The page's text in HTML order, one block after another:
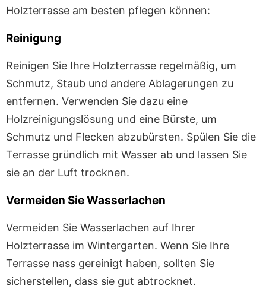
Holzterrasse am besten pflegen können:
Reinigung
Reinigen Sie Ihre Holzterrasse regelmäßig, um
Schmutz, Staub und andere Ablagerungen zu
entfernen. Verwenden Sie dazu eine
Holzreinigungslösung und eine Bürste, um
Schmutz und Flecken abzubürsten. Spülen Sie die
Terrasse gründlich mit Wasser ab und lassen Sie
sie an der Luft trocknen.
Vermeiden Sie Wasserlachen
Vermeiden Sie Wasserlachen auf Ihrer
Holzterrasse im Wintergarten. Wenn Sie Ihre
Terrasse nass gereinigt haben, sollten Sie
sicherstellen, dass sie gut abtrocknet.